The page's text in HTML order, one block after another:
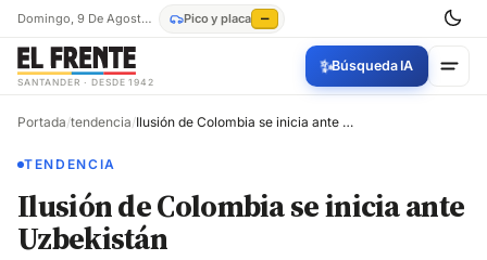
Domingo, 9 De Agosto De 2026 Pico y placa —
SANTANDER · DESDE 1942
✨Búsqueda IA
Portada/tendencia/ Ilusión de Colombia se inicia ante Uzbekistán
TENDENCIA
Ilusión de Colombia se inicia ante
Uzbekistán